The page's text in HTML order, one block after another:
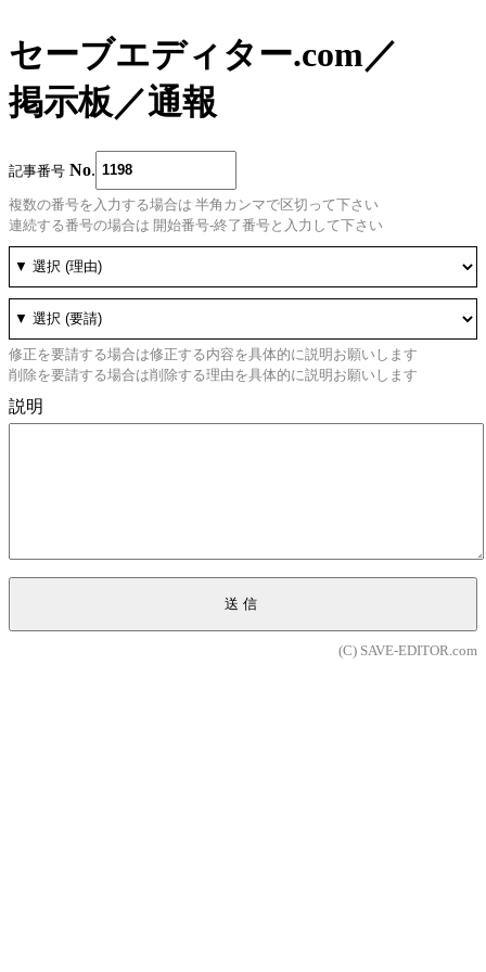
セーブエディター.com／
掲示板／通報
記事番号 No
複数の番号を入力する場合は 半角カンマで区切って下さい
連続する番号の場合は 開始番号-終了番号と入力して下さい
修正を要請する場合は修正する内容を具体的に説明お願いします
削除を要請する場合は削除する理由を具体的に説明お願いします
説明
送信
(C) SAVE-EDITOR.com